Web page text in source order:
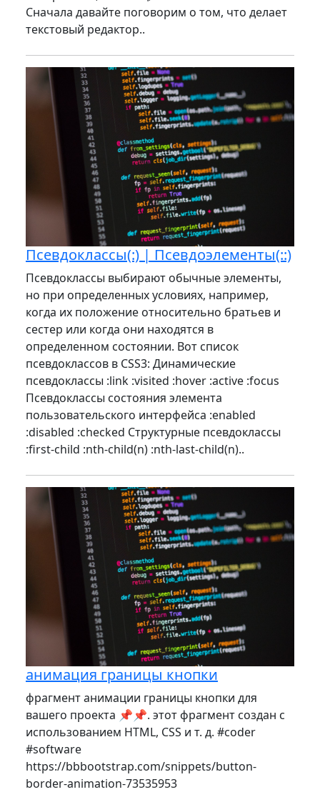
Сначала давайте поговорим о том, что делает
текстовый редактор..
Псевдоклассы(:) | Псевдоэлементы(::)
Псевдоклассы выбирают обычные элементы,
но при определенных условиях, например,
когда их положение относительно братьев и
сестер или когда они находятся в
определенном состоянии. Вот список
псевдоклассов в CSS3: Динамические
псевдоклассы :link :visited :hover :active :focus
Псевдоклассы состояния элемента
пользовательского интерфейса :enabled
:disabled :checked Структурные псевдоклассы
:first-child :nth-child(n) :nth-last-child(n)..
анимация границы кнопки
фрагмент анимации границы кнопки для
вашего проекта 📌📌. этот фрагмент создан с
использованием HTML, CSS и т. д. #coder
#software
https://bbbootstrap.com/snippets/button-
border-animation-73535953